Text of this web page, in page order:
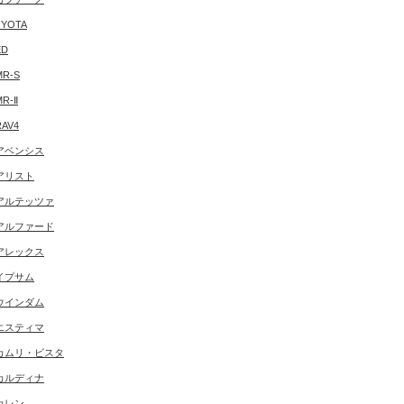
S
Ⅱ
ベンシス
リスト
ルテッツァ
ルファード
レックス
プサム
インダム
スティマ
ムリ・ビスタ
ルディナ